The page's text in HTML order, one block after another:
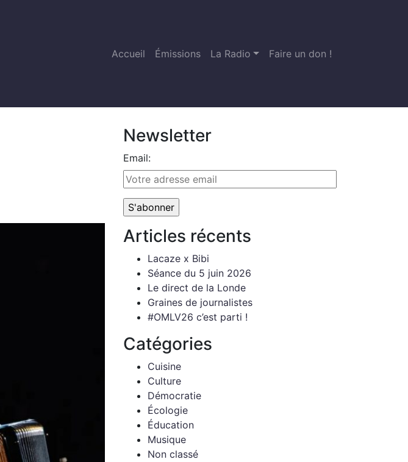
Accueil Émissions La Radio Faire un don !
Newsletter
Email:
Articles récents
Lacaze x Bibi
Séance du 5 juin 2026
Le direct de la Londe
Graines de journalistes
#OMLV26 c’est parti !
Catégories
Cuisine
Culture
Démocratie
Écologie
Éducation
Musique
Non classé